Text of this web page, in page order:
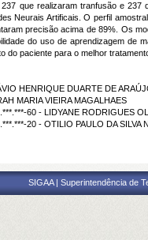
que realizaram tranfusão e
Neurais Artificais. O perfil
precisão acima de 89%. Os
do uso de aprendizagem de
do paciente para o melhor
HENRIQUE DUARTE DE
MARIA VIEIRA MAGALHAES
60 - LIDYANE RODRIGUES
20 - OTILIO PAULO DA SILVA
SIGAA | Superintendência de